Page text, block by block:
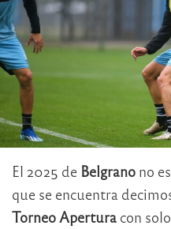
El 2025 de Belgrano no
que se encuentra
Torneo Apertura con